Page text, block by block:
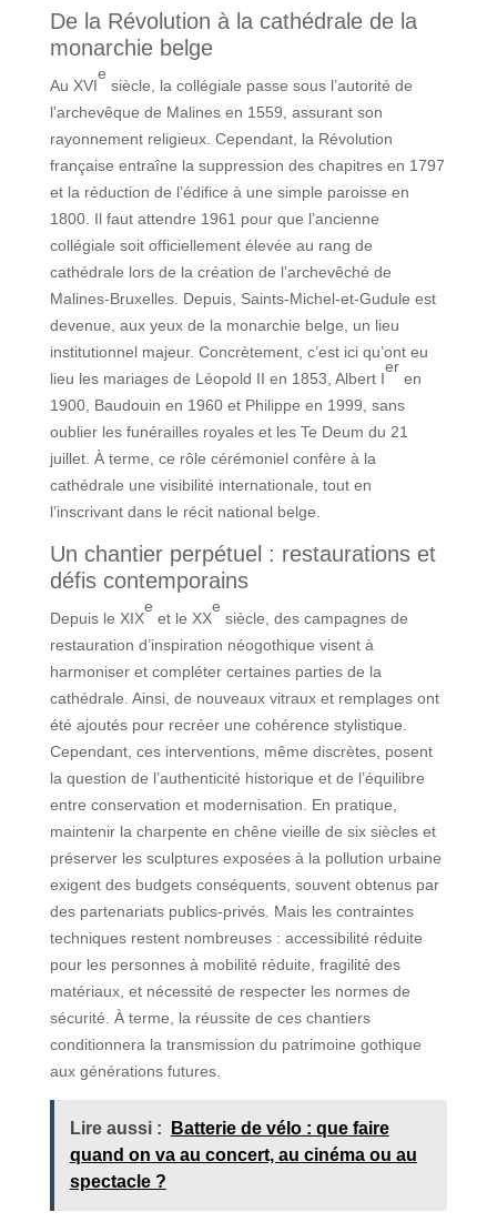
De la Révolution à la cathédrale de la
monarchie belge
Au XVI
e
siècle, la collégiale passe sous l’autorité de
l’archevêque de Malines en 1559, assurant son
rayonnement religieux. Cependant, la Révolution
française entraîne la suppression des chapitres en 1797
et la réduction de l’édifice à une simple paroisse en
1800. Il faut attendre 1961 pour que l’ancienne
collégiale soit officiellement élevée au rang de
cathédrale lors de la création de l’archevêché de
Malines-Bruxelles. Depuis, Saints-Michel-et-Gudule est
devenue, aux yeux de la monarchie belge, un lieu
institutionnel majeur. Concrètement, c’est ici qu’ont eu
lieu les mariages de Léopold II en 1853, Albert I
er
en
1900, Baudouin en 1960 et Philippe en 1999, sans
oublier les funérailles royales et les Te Deum du 21
juillet. À terme, ce rôle cérémoniel confère à la
cathédrale une visibilité internationale, tout en
l’inscrivant dans le récit national belge.
Un chantier perpétuel : restaurations et
défis contemporains
Depuis le XIX
e
et le XX
e
siècle, des campagnes de
restauration d’inspiration néogothique visent à
harmoniser et compléter certaines parties de la
cathédrale. Ainsi, de nouveaux vitraux et remplages ont
été ajoutés pour recréer une cohérence stylistique.
Cependant, ces interventions, même discrètes, posent
la question de l’authenticité historique et de l’équilibre
entre conservation et modernisation. En pratique,
maintenir la charpente en chêne vieille de six siècles et
préserver les sculptures exposées à la pollution urbaine
exigent des budgets conséquents, souvent obtenus par
des partenariats publics-privés. Mais les contraintes
techniques restent nombreuses : accessibilité réduite
pour les personnes à mobilité réduite, fragilité des
matériaux, et nécessité de respecter les normes de
sécurité. À terme, la réussite de ces chantiers
conditionnera la transmission du patrimoine gothique
aux générations futures.
Lire aussi :
Batterie de vélo : que faire
quand on va au concert, au cinéma ou au
spectacle ?